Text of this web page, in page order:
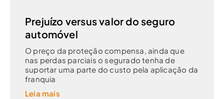
Prejuízo versus valor do seguro
automóvel
O preço da proteção compensa, ainda que
nas perdas parciais o segurado tenha de
suportar uma parte do custo pela aplicação da
franquia
Leia mais